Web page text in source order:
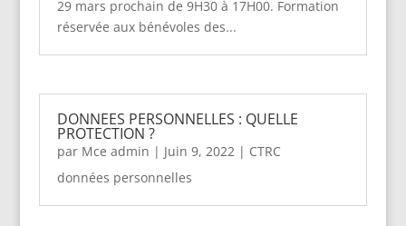
29 mars prochain de 9H30 à 17H00. Formation
réservée aux bénévoles des...
DONNEES PERSONNELLES : QUELLE
PROTECTION ?
par Mce admin | Juin 9, 2022 | CTRC
données personnelles